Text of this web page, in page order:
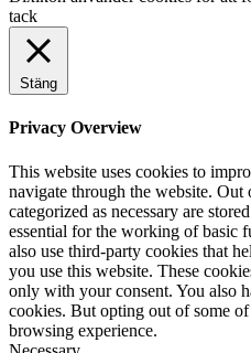
tack
Stäng
Privacy Overview
This website uses cookies to
navigate through the website. Out
categorized as necessary are
essential for the working of basic
also use third-party cookies that
you use this website. These
only with your consent. You also
cookies. But opting out of some
browsing experience.